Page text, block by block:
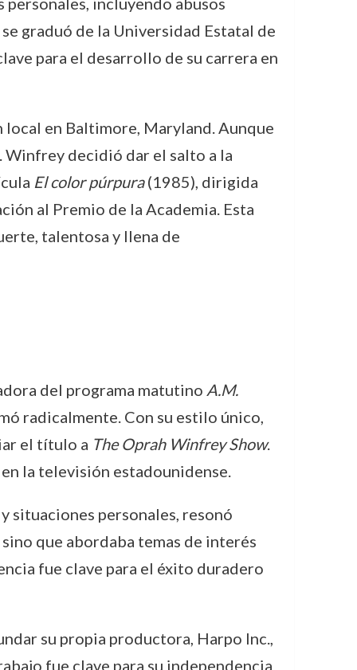
graduó de la Universidad Estatal de
para el desarrollo de su carrera en
en Baltimore, Maryland. Aunque
Winfrey decidió dar el salto a la
El color púrpura(1985), dirigida
al Premio de la Academia. Esta
talentosa y llena de
del programa matutino A.M.
radicalmente. Con su estilo único,
el título a The Oprah Winfrey Show.
la televisión estadounidense.
situaciones personales, resonó
que abordaba temas de interés
fue clave para el éxito duradero
su propia productora, Harpo Inc.,
fue clave para su independencia